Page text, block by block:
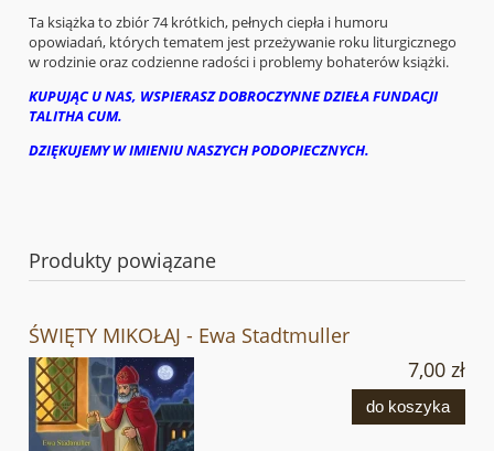
Ta książka to zbiór 74 krótkich, pełnych ciepła i humoru
opowiadań, których tematem jest przeżywanie roku liturgicznego
w rodzinie oraz codzienne radości i problemy bohaterów książki.
KUPUJĄC U NAS, WSPIERASZ DOBROCZYNNE DZIEŁA FUNDACJI
TALITHA CUM.
DZIĘKUJEMY W IMIENIU NASZYCH PODOPIECZNYCH.
Produkty powiązane
ŚWIĘTY MIKOŁAJ - Ewa Stadtmuller
7,00 zł
do koszyka